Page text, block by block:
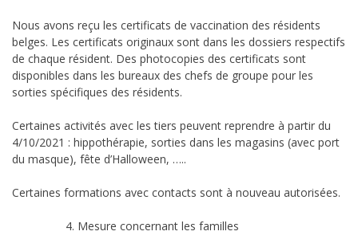
Nous avons reçu les certificats de vaccination des résidents
belges. Les certificats originaux sont dans les dossiers respectifs
de chaque résident. Des photocopies des certificats sont
disponibles dans les bureaux des chefs de groupe pour les
sorties spécifiques des résidents.
Certaines activités avec les tiers peuvent reprendre à partir du
4/10/2021 : hippothérapie, sorties dans les magasins (avec port
du masque), fête d’Halloween, …..
Certaines formations avec contacts sont à nouveau autorisées.
Mesure concernant les familles